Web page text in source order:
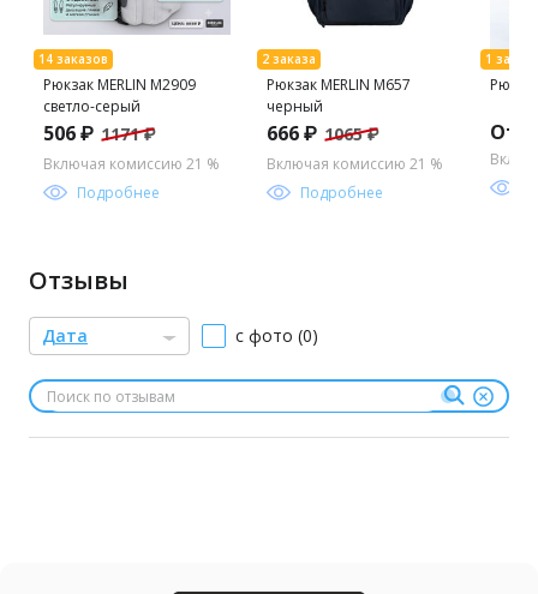
Рюкзак MERLIN M2909
светло-серый
506 ₽ 1171 ₽
Включая комиссию 21 %
Подробнее
Рюкзак MERLIN M657
черный
666 ₽ 1065 ₽
Включая комиссию 21 %
Подробнее
От
Отзывы
Дата с фото (0)